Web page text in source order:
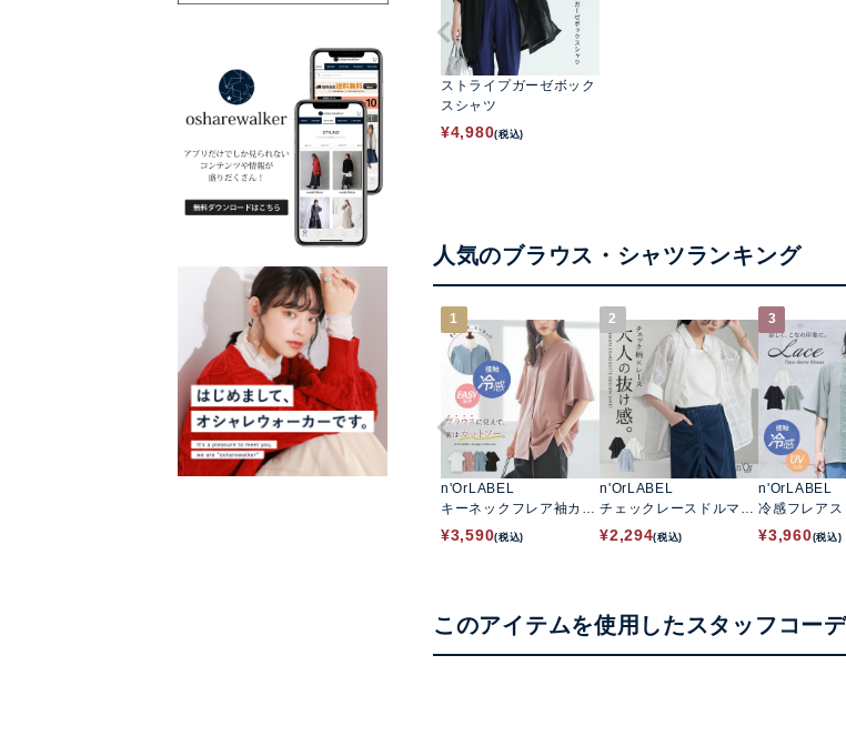
ストライプガーゼボック
スシャツ
¥4,980(税込)
人気のブラウス・シャツランキング
1
n'OrLABEL
キーネックフレア袖カッ
トソーシャツ
¥3,590(税込)
2
n'OrLABEL
チェックレースドルマン
シャツ
¥2,294(税込)
3
n'OrLABEL
冷感フレアス
スブラウス
¥3,960(税込)
このアイテムを使用したスタッフコーデ